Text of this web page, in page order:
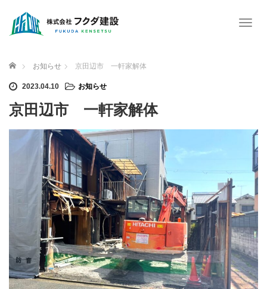
T
i
n
ホーム お知らせ 京田辺市 一軒家解体
2023.04.10 お知らせ
京田辺市 一軒家解体